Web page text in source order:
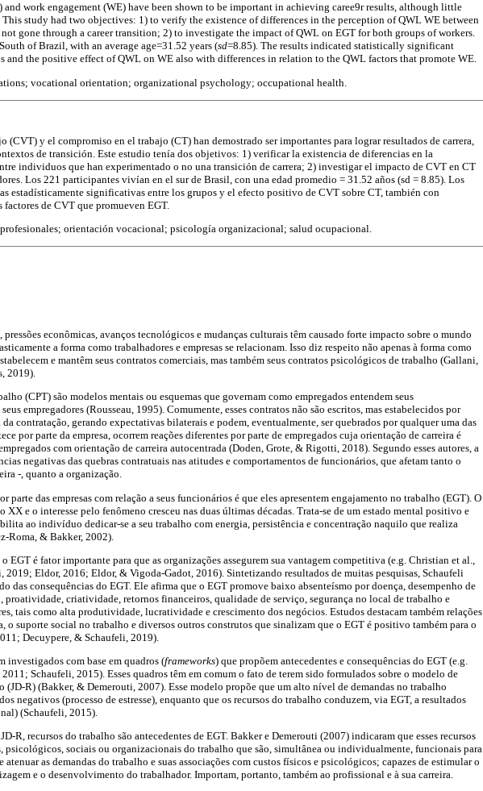
work engagement (WE) have been shown to be important in achieving caree9r results, although little
study had two objectives: 1) to verify the existence of differences in the perception of QWL WE between
gone through a career transition; 2) to investigate the impact of QWL on EGT for both groups of workers.
of Brazil, with an average age=31.52 years (sd=8.85). The results indicated statistically significant
and the positive effect of QWL on WE also with differences in relation to the QWL factors that promote WE.
vocational orientation; organizational psychology; occupational health.
(CVT) y el compromiso en el trabajo (CT) han demostrado ser importantes para lograr resultados de carrera,
de transición. Este estudio tenía dos objetivos: 1) verificar la existencia de diferencias en la
individuos que han experimentado o no una transición de carrera; 2) investigar el impacto de CVT en CT
Los 221 participantes vivían en el sur de Brasil, con una edad promedio = 31.52 años (sd = 8.85). Los
estadísticamente significativas entre los grupos y el efecto positivo de CVT sobre CT, también con
de CVT que promueven EGT.
orientación vocacional; psicología organizacional; salud ocupacional.
econômicas, avanços tecnológicos e mudanças culturais têm causado forte impacto sobre o mundo
a forma como trabalhadores e empresas se relacionam. Isso diz respeito não apenas à forma como
e mantêm seus contratos comerciais, mas também seus contratos psicológicos de trabalho (Gallani,
2019).
(CPT) são modelos mentais ou esquemas que governam como empregados entendem seus
empregadores (Rousseau, 1995). Comumente, esses contratos não são escritos, mas estabelecidos por
da contratação, gerando expectativas bilaterais e podem, eventualmente, ser quebrados por qualquer uma das
por parte da empresa, ocorrem reações diferentes por parte de empregados cuja orientação de carreira é
com orientação de carreira autocentrada (Doden, Grote, & Rigotti, 2018). Segundo esses autores, a
negativas das quebras contratuais nas atitudes e comportamentos de funcionários, que afetam tanto o
-, quanto a organização.
parte das empresas com relação a seus funcionários é que eles apresentem engajamento no trabalho (EGT). O
XX e o interesse pelo fenômeno cresceu nas duas últimas décadas. Trata-se de um estado mental positivo e
ao indivíduo dedicar-se a seu trabalho com energia, persistência e concentração naquilo que realiza
Roma, & Bakker, 2002).
EGT é fator importante para que as organizações assegurem sua vantagem competitiva (e.g. Christian et al.,
2019; Eldor, 2016; Eldor, & Vigoda-Gadot, 2016). Sintetizando resultados de muitas pesquisas, Schaufeli
das consequências do EGT. Ele afirma que o EGT promove baixo absenteísmo por doença, desempenho de
proatividade, criatividade, retornos financeiros, qualidade de serviço, segurança no local de trabalho e
tais como alta produtividade, lucratividade e crescimento dos negócios. Estudos destacam também relações
o suporte social no trabalho e diversos outros construtos que sinalizam que o EGT é positivo também para o
Decuypere, & Schaufeli, 2019).
investigados com base em quadros (frameworks) que propõem antecedentes e consequências do EGT (e.g.
Schaufeli, 2015). Esses quadros têm em comum o fato de terem sido formulados sobre o modelo de
(JD-R) (Bakker, & Demerouti, 2007). Esse modelo propõe que um alto nível de demandas no trabalho
negativos (processo de estresse), enquanto que os recursos do trabalho conduzem, via EGT, a resultados
(Schaufeli, 2015).
R, recursos do trabalho são antecedentes de EGT. Bakker e Demerouti (2007) indicaram que esses recursos
psicológicos, sociais ou organizacionais do trabalho que são, simultânea ou individualmente, funcionais para
atenuar as demandas do trabalho e suas associações com custos físicos e psicológicos; capazes de estimular o
e o desenvolvimento do trabalhador. Importam, portanto, também ao profissional e à sua carreira.